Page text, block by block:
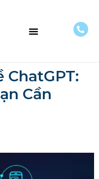
ChatGPT:
Cần